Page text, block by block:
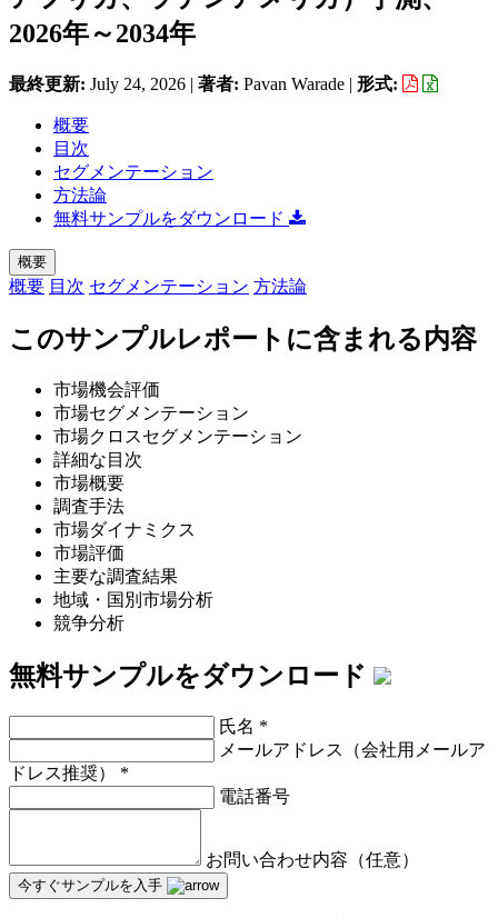
2026年～2034年
最終更新: July 24, 2026 | 著者: Pavan Warade | 形式:
概要
目次
セグメンテーション
方法論
無料サンプルをダウンロード
概要
概要 目次 セグメンテーション 方法論
このサンプルレポートに含まれる内容
市場機会評価
市場セグメンテーション
市場クロスセグメンテーション
詳細な目次
市場概要
調査手法
市場ダイナミクス
市場評価
主要な調査結果
地域・国別市場分析
競争分析
無料サンプルをダウンロード
氏名 *
メールアドレス（会社用メールア
ドレス推奨） *
電話番号
お問い合わせ内容（任意）
今すぐサンプルを入手